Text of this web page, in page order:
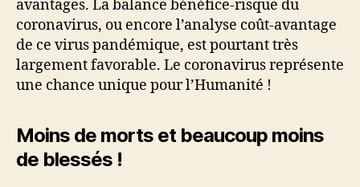
avantages. La balance bénéfice-risque du
coronavirus, ou encore l’analyse coût-avantage
de ce virus pandémique, est pourtant très
largement favorable. Le coronavirus représente
une chance unique pour l’Humanité !
Moins de morts et beaucoup moins
de blessés !